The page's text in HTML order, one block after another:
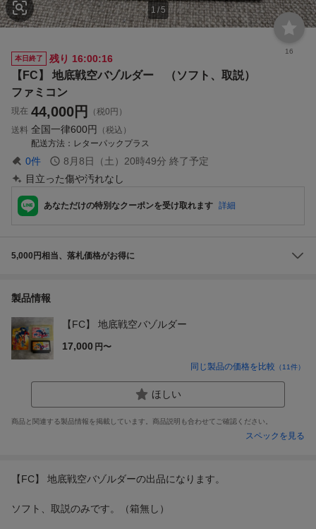
1 /5
16
本日終了
残り 16:00:15
【FC】 地底戦空バゾルダー （ソフト、取説）
ファミコン
現在 44,000円
（税0円）
送料 全国一律600円
（税込）
配送方法
レターパックプラス
0件 8月8日（土）20時49分 終了予定
目立った傷や汚れなし
あなただけの特別なクーポンを受け取れます 詳細
5,000円相当、落札価格がお得に
製品情報
【FC】 地底戦空バゾルダー
17,000 円〜
同じ製品の価格を比較 （11件）
ほしい
商品と関連する製品情報を掲載しています。商品説明も合わせてご確認ください。
スペックを見る
【FC】 地底戦空バゾルダーの出品になります。
ソフト、取説のみです。（箱無し）